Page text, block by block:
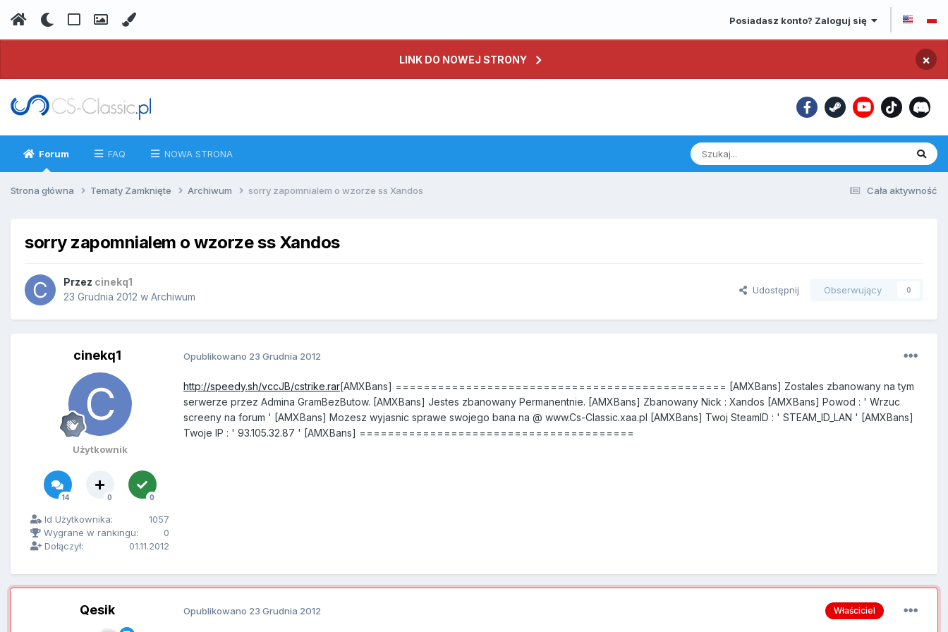
Posiadasz konto? Zaloguj się
LINK DO NOWEJ STRONY ×
Forum FAQ NOWA STRONA
Cała aktywność
Strona główna Tematy Zamknięte Archiwum sorry zapomnialem o wzorze ss Xandos
sorry zapomnialem o wzorze ss Xandos
Przez cinekq1
23 Grudnia 2012 w Archiwum
Udostępnij Obserwujący 0
cinekq1
Użytkownik
14 0 0
Id Użytkownika:
1057
Wygrane w rankingu:
0
Dołączył:
01.11.2012
Opublikowano 23 Grudnia 2012
http://speedy.sh/vccJB/cstrike.rar[AMXBans] =============================================== [AMXBans] Zostales zbanowany na tym
serwerze przez Admina GramBezButow. [AMXBans] Jestes zbanowany Permanentnie. [AMXBans] Zbanowany Nick : Xandos [AMXBans] Powod : ' Wrzuc
screeny na forum ' [AMXBans] Mozesz wyjasnic sprawe swojego bana na @ www.Cs-Classic.xaa.pl [AMXBans] Twoj SteamID : ' STEAM_ID_LAN ' [AMXBans]
Twoje IP : ' 93.105.32.87 ' [AMXBans] =======================================
Qesik Właściciel
Opublikowano 23 Grudnia 2012